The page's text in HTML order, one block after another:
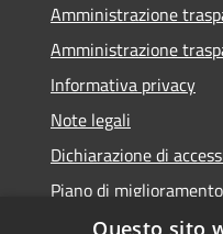
Amministrazione
Amministrazione
Informativa privacy
Note legali
Dichiarazione di
Piano di miglioramento
Questo sito